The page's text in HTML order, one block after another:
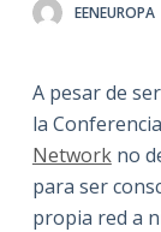
o
EENEUROPA
A pesar de
la
Networkno
para ser
propia red a